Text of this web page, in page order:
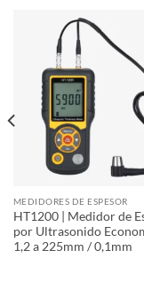
MEDIDORES DE ESPESOR
HT1200 | Medidor de
por Ultrasonido
1,2 a 225mm / 0,1mm